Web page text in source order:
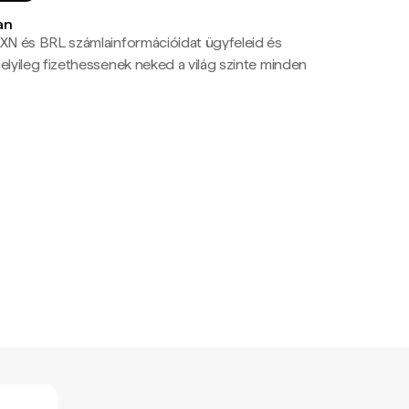
és BRL számlainformációidat ügyfeleid és
fizethessenek neked a világ szinte minden